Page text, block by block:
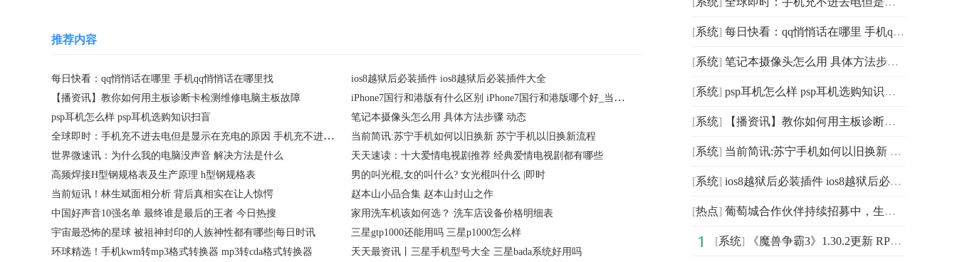
推荐内容
每日快看：qq悄悄话在哪里 手机qq悄悄话在哪里找
ios8越狱后必装插件 ios8越狱后必装插件大全
【播资讯】教你如何用主板诊断卡检测维修电脑主板故障
iPhone7国行和港版有什么区别 iPhone7国行和港版哪个好_当前快播
psp耳机怎么样 psp耳机选购知识扫盲 笔记本摄像头怎么用 具体方法步骤 动态
全球即时：手机充不进去电但是显示在充电的原因 手机充不进去反而放电怎么回事
当前简讯:苏宁手机如何以旧换新 苏宁手机以旧换新流程
世界微速讯：为什么我的电脑没声音 解决方法是什么
天天速读：十大爱情电视剧推荐 经典爱情电视剧都有哪些
高频焊接H型钢规格表及生产原理 h型钢规格表
男的叫光棍,女的叫什么? 女光棍叫什么 |即时
当前短讯！林生斌面相分析 背后真相实在让人惊愕
赵本山小品合集 赵本山封山之作
中国好声音10强名单 最终谁是最后的王者 今日热搜
家用洗车机该如何选？ 洗车店设备价格明细表
宇宙最恐怖的星球 被祖神封印的人族神性都有哪些|每日时讯
三星gtp1000还能用吗 三星p1000怎么样
环球精选！手机kwm转mp3格式转换器 mp3转cda格式转换器
天天最资讯丨三星手机型号大全 三星bada系统好用吗
[系统] 每日快看：qq悄悄话在哪里 手机qq悄悄话在哪里找
[系统] 笔记本摄像头怎么用 具体方法步骤 动态
[系统] psp耳机怎么样 psp耳机选购知识扫盲
[系统] 【播资讯】教你如何用主板诊断卡检测维修电脑主板故障
[系统] 当前简讯:苏宁手机如何以旧换新 苏宁手机以旧换新流程
[系统] ios8越狱后必装插件 ios8越狱后必装插件大全
[热点] 葡萄城合作伙伴持续招募中，生态共建深度赋能软件行业
[系统] 《魔兽争霸3》1.30.2更新 RPG地图进行了世界合服